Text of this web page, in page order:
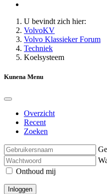
U bevindt zich hier:
VolvoKV
Volvo Klassieker Forum
Techniek
Koelsysteem
Kunena Menu
Overzicht
Recent
Zoeken
Onthoud mij
Inloggen